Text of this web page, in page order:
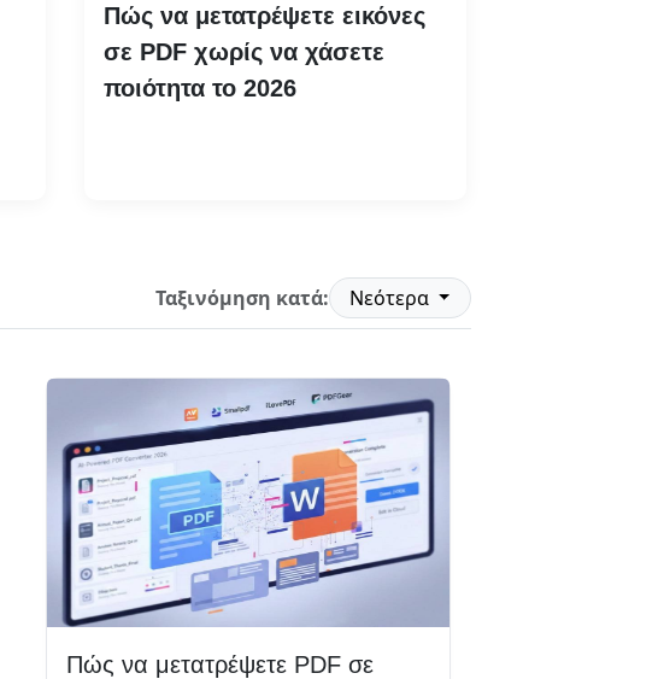
Πώς να μετατρέψετε εικόνες
σε PDF χωρίς να χάσετε
ποιότητα το 2026
Ταξινόμηση κατά: Νεότερα
Πώς να μετατρέψετε PDF σε